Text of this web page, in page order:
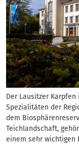
Der Lausitzer
Spezialitäten der
dem
Teichlandschaft,
einem sehr wichtigen